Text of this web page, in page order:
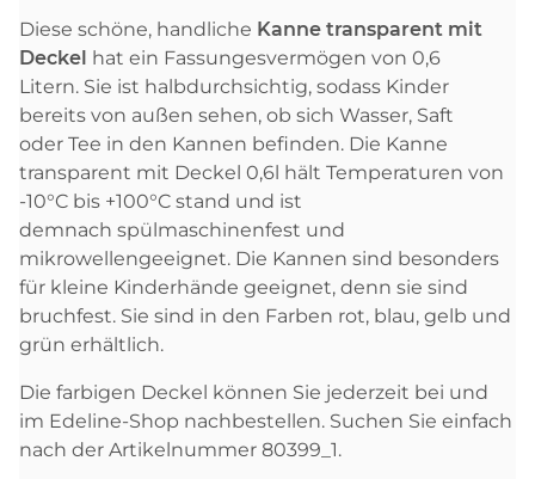
Diese schöne, handliche Kanne transparent mit
Deckel hat ein Fassungesvermögen von 0,6
Litern. Sie ist halbdurchsichtig, sodass Kinder
bereits von außen sehen, ob sich Wasser, Saft
oder Tee in den Kannen befinden. Die Kanne
transparent mit Deckel 0,6l hält Temperaturen von
-10°C bis +100°C stand und ist
demnach spülmaschinenfest und
mikrowellengeeignet. Die Kannen sind besonders
für kleine Kinderhände geeignet, denn sie sind
bruchfest. Sie sind in den Farben rot, blau, gelb und
grün erhältlich.
Die farbigen Deckel können Sie jederzeit bei und
im Edeline-Shop nachbestellen. Suchen Sie einfach
nach der Artikelnummer 80399_1.